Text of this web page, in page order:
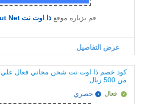
قم بزياره موقعذا اوت نت The Out Net
عرض التفاصيل
كود خصم ذا اوت نت شحن مجاني فعال علي
من 500 ريال
فعال حصري